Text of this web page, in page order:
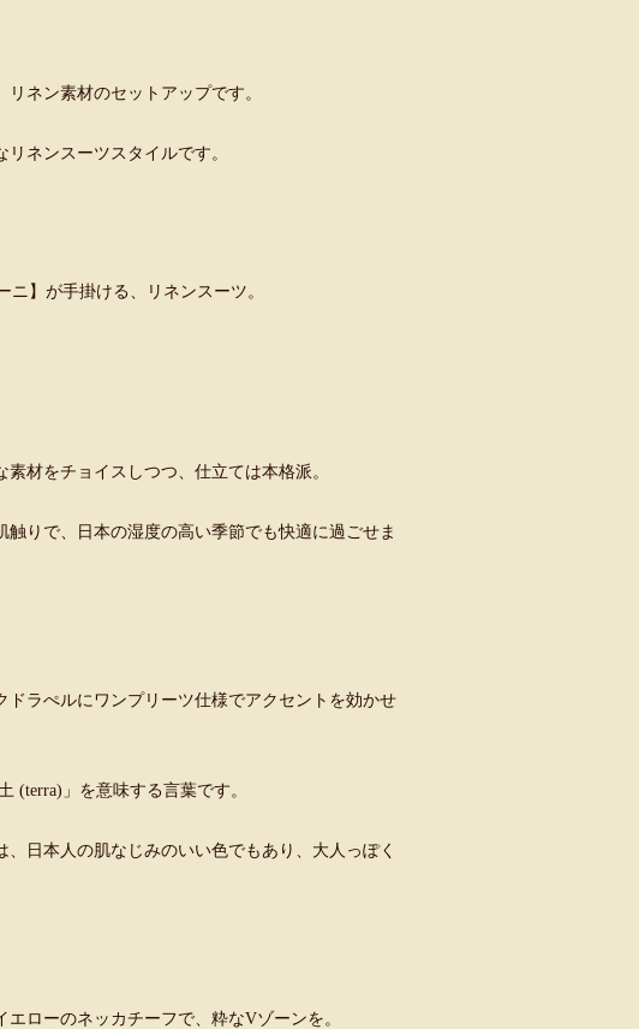
ネン素材のセットアップです。
ネンスーツスタイルです。
】が手掛ける、リネンスーツ。
材をチョイスしつつ、仕立ては本格派。
りで、日本の湿度の高い季節でも快適に過ごせま
ラぺルにワンプリーツ仕様でアクセントを効かせ
(terra)」を意味する言葉です。
日本人の肌なじみのいい色でもあり、大人っぽく
ローのネッカチーフで、粋なVゾーンを。